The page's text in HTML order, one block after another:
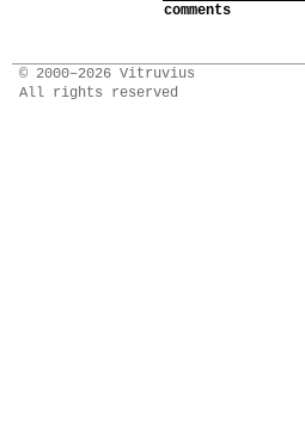
comments
© 2000–2026 Vitruvius
All rights reserved